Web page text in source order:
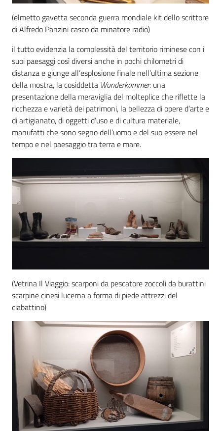
(elmetto gavetta seconda guerra mondiale kit dello scrittore
di Alfredo Panzini casco da minatore radio)
il tutto evidenzia la complessità del territorio riminese con i
suoi paesaggi così diversi anche in pochi chilometri di
distanza e giunge all’esplosione finale nell’ultima sezione
della mostra, la cosiddetta Wunderkammer: una
presentazione della meraviglia del molteplice che riflette la
ricchezza e varietà dei patrimoni, la bellezza di opere d’arte e
di artigianato, di oggetti d’uso e di cultura materiale,
manufatti che sono segno dell’uomo e del suo essere nel
tempo e nel paesaggio tra terra e mare.
(Vetrina Il Viaggio: scarponi da pescatore zoccoli da burattini
scarpine cinesi lucerna a forma di piede attrezzi del
ciabattino)